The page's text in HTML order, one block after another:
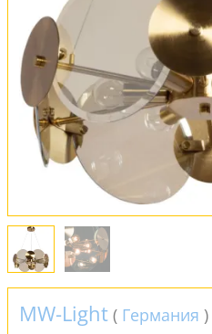
Отзывы
MW-Light ( Германия )